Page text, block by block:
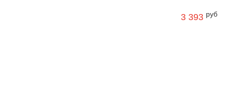
3 393 руб